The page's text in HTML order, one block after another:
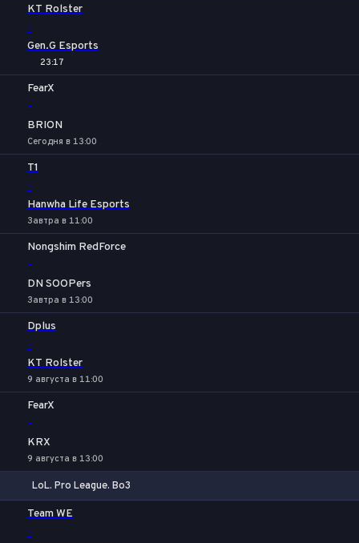
KT Rolster
-
Gen.G Esports
23:17
FearX
-
BRION
Сегодня в 13:00
T1
-
Hanwha Life Esports
Завтра в 11:00
Nongshim RedForce
-
DN SOOPers
Завтра в 13:00
Dplus
-
KT Rolster
9 августа в 11:00
FearX
-
KRX
9 августа в 13:00
LoL. Pro League. Bo3
Team WE
-